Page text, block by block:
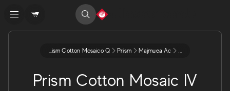
...
Majmuea Ac
Prism
Prism Cotton Mosaico Q
Prism Cotton Mosaic IV